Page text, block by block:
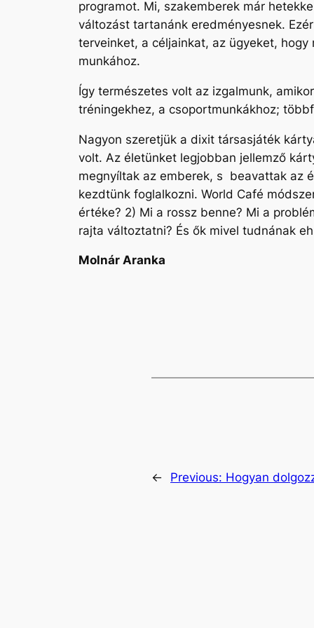
programot. Mi, szakemberek már
változást tartanánk eredményesnek.
terveinket, a céljainkat, az ügyeket,
munkához.
Így természetes volt az izgalmunk,
tréningekhez, a csoportmunkákhoz;
Nagyon szeretjük a dixit társasjáték
volt. Az életünket legjobban jellemző
megnyíltak az emberek, s beavattak az
kezdtünk foglalkozni. World Café
értéke? 2) Mi a rossz benne? Mi a
rajta változtatni? És ők mivel tudnának
Molnár Aranka
← Previous: Hogyan